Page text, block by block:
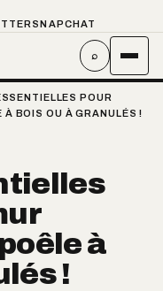
SNAPCHAT
⌕
POUR
À BOIS OU À GRANULÉS !
à
!